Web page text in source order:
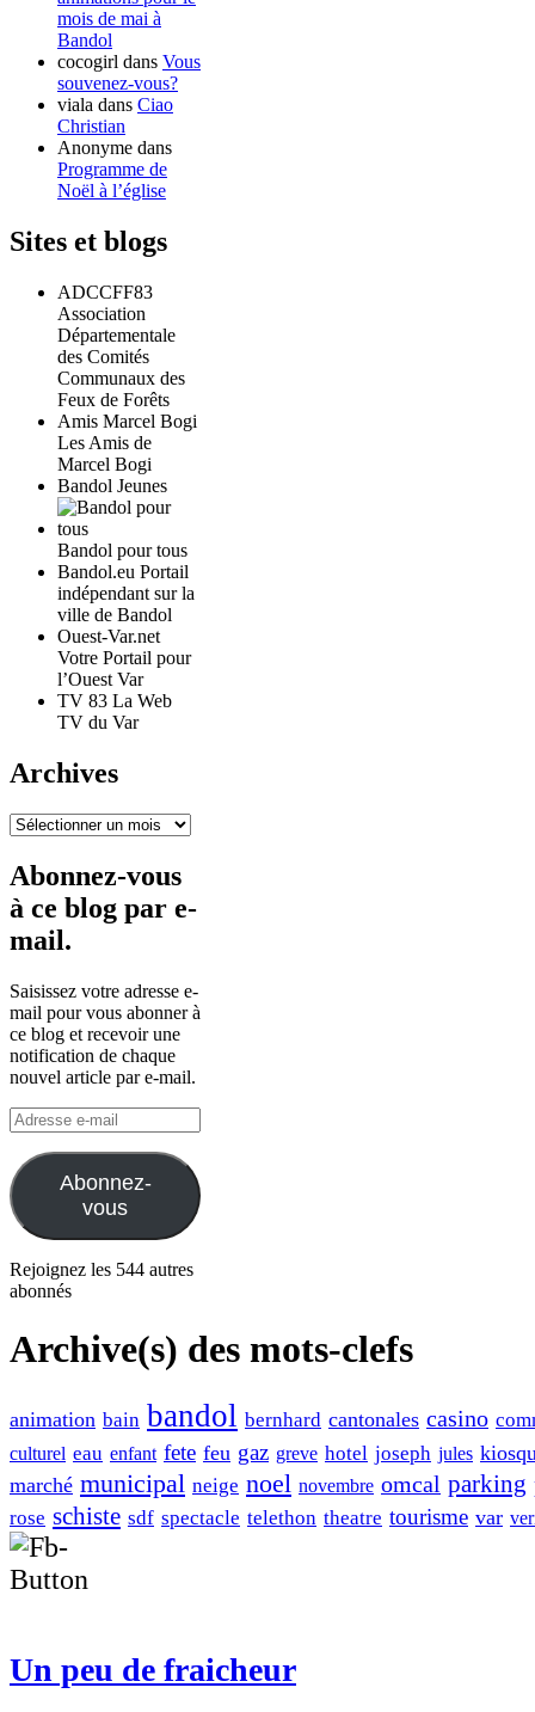
mois de mai à
Bandol
cocogirl dans Vous
souvenez-vous?
viala dans Ciao
Christian
Anonyme dans
Programme de
Noël à l’église
Sites et blogs
ADCCFF83
Association
Départementale
des Comités
Communaux des
Feux de Forêts
Amis Marcel Bogi
Les Amis de
Marcel Bogi
Bandol Jeunes
Bandol pour tous
Bandol.eu Portail
indépendant sur la
ville de Bandol
Ouest-Var.net
Votre Portail pour
l’Ouest Var
TV 83 La Web
TV du Var
Archives
Archives
Abonnez-vous
à ce blog par e-
mail.
Saisissez votre adresse e-
mail pour vous abonner à
ce blog et recevoir une
notification de chaque
nouvel article par e-mail.
Adresse
e-
mail
Abonnez-
vous
Rejoignez les 544 autres
abonnés
Archive(s) des mots-clefs
animation bain bandol bernhard cantonales casino
culturel eau enfant fete feu gaz greve hotel joseph jules
marché municipal neige noel novembre omcal parking
rose schiste sdf spectacle telethon theatre tourisme var
Un peu de fraicheur